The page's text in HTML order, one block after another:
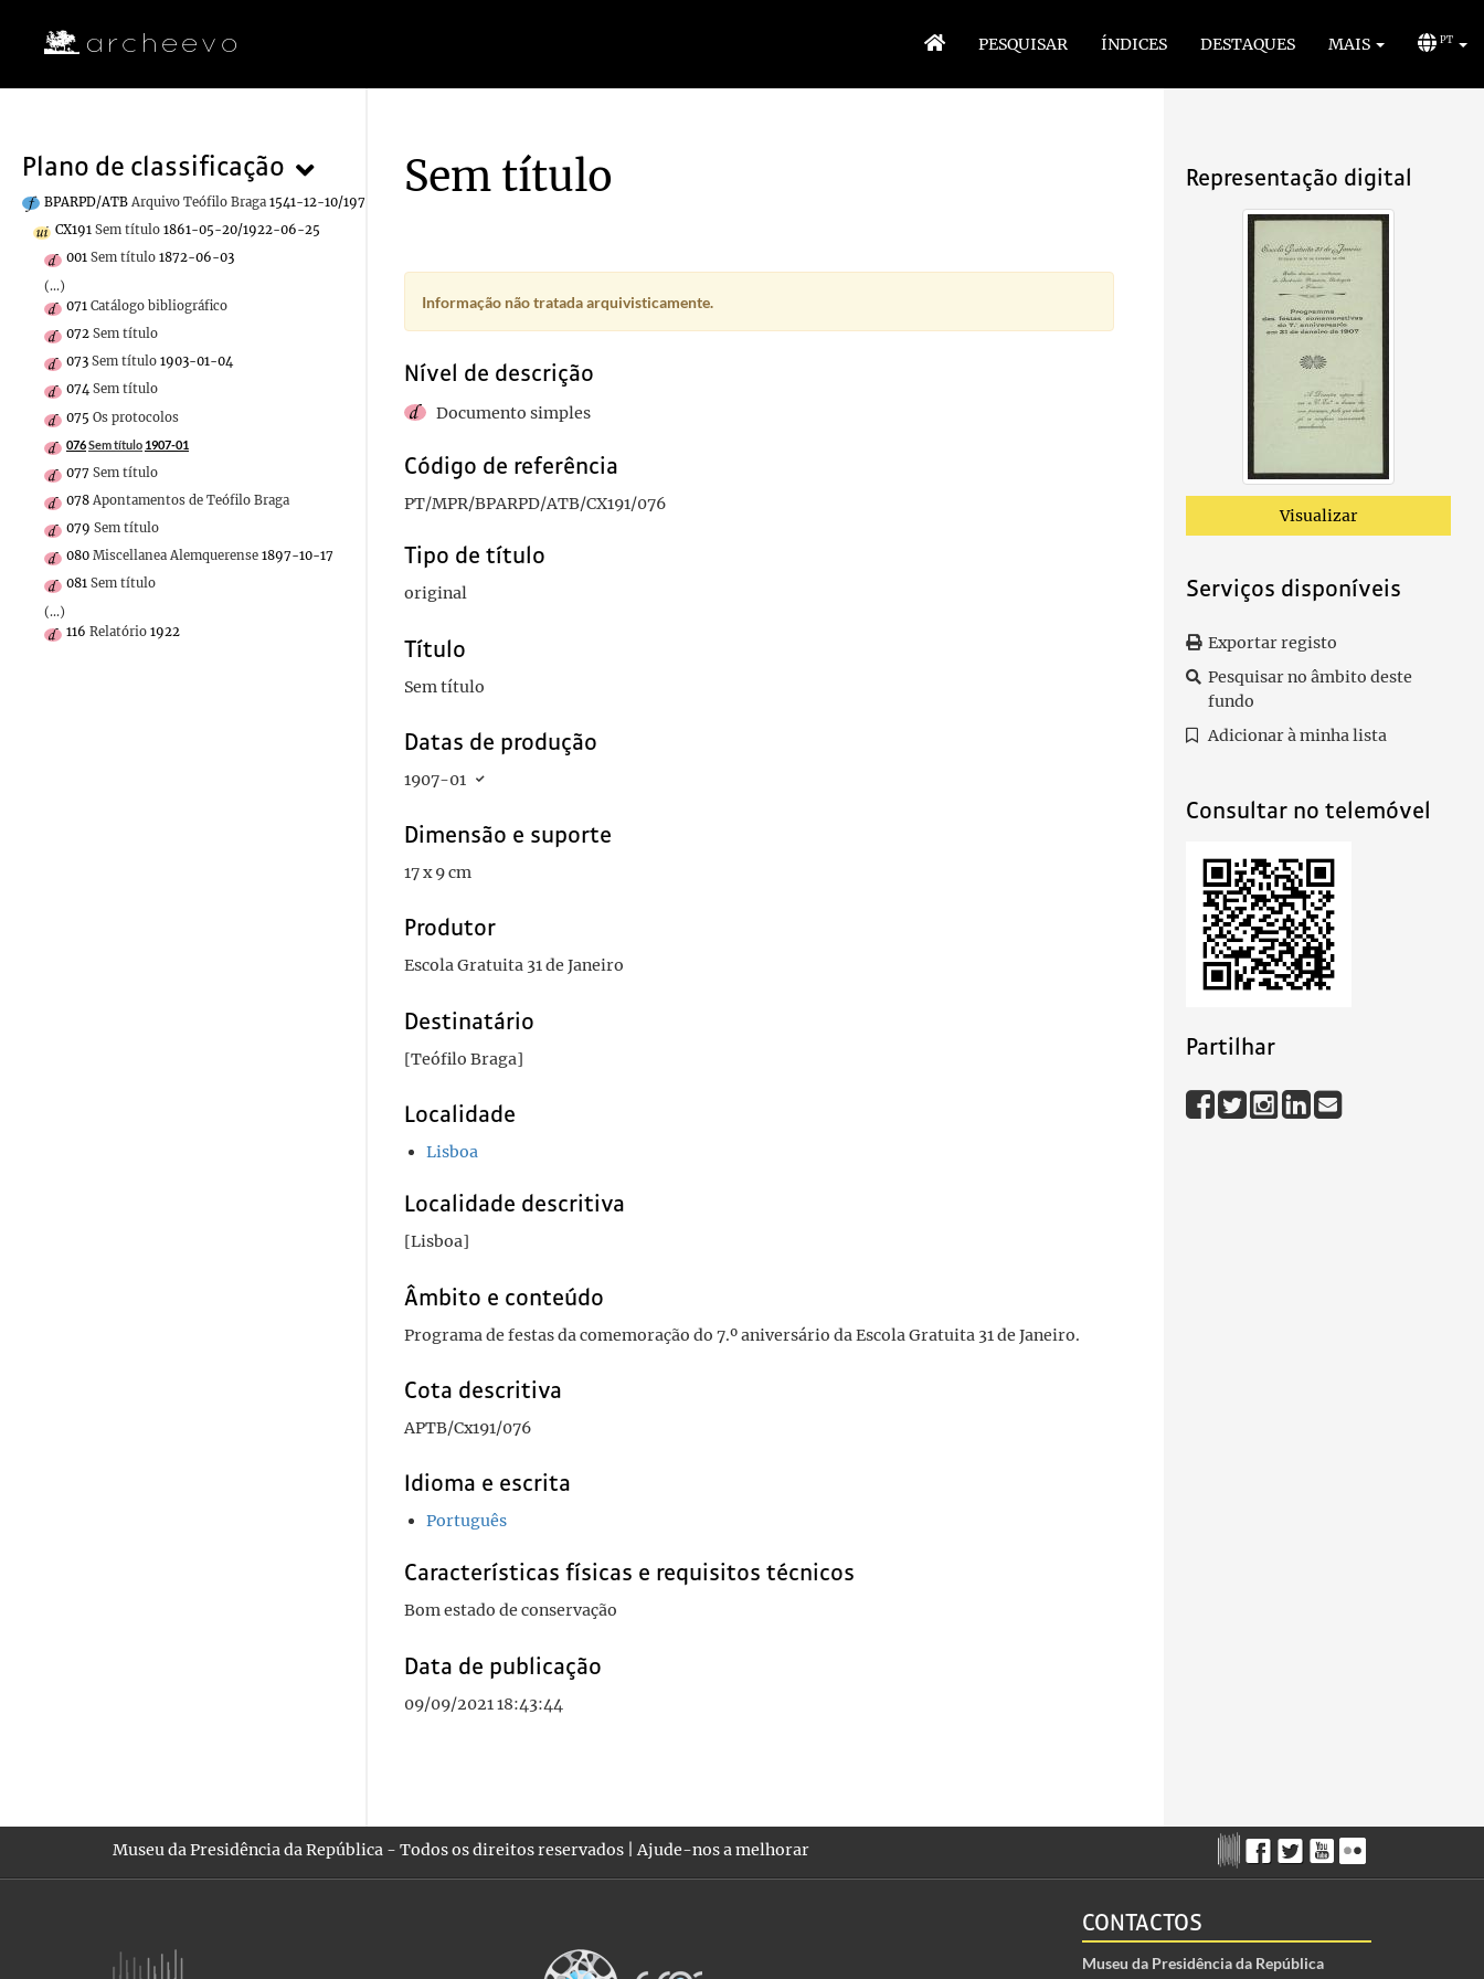
PESQUISAR ÍNDICES DESTAQUES MAIS PT
Plano de classificação
BPARPD/ATB Arquivo Teófilo Braga 1541-12-10/1970-12-30
CX191 Sem título 1861-05-20/1922-06-25
001 Sem título 1872-06-03
(...)
071 Catálogo bibliográfico
072 Sem título
073 Sem título 1903-01-04
074 Sem título
075 Os protocolos
076Sem título 1907-01
077 Sem título
078 Apontamentos de Teófilo Braga
079 Sem título
080 Miscellanea Alemquerense 1897-10-17
081 Sem título
(...)
116 Relatório 1922
Representação digital
Visualizar
Serviços disponíveis
Exportar registo
Pesquisar no âmbito deste
fundo
Adicionar à minha lista
Consultar no telemóvel
Partilhar
Sem título
Informação não tratada arquivisticamente.
Nível de descrição
Documento simples
Código de referência
PT/MPR/BPARPD/ATB/CX191/076
Tipo de título
original
Título
Sem título
Datas de produção
1907-01
Dimensão e suporte
17 x 9 cm
Produtor
Escola Gratuita 31 de Janeiro
Destinatário
[Teófilo Braga]
Localidade
Lisboa
Localidade descritiva
[Lisboa]
Âmbito e conteúdo
Programa de festas da comemoração do 7.º aniversário da Escola Gratuita 31 de Janeiro.
Cota descritiva
APTB/Cx191/076
Idioma e escrita
Português
Características físicas e requisitos técnicos
Bom estado de conservação
Data de publicação
09/09/2021 18:43:44
Museu da Presidência da República - Todos os direitos reservados |Ajude-nos a melhorar
CONTACTOS
Museu da Presidência da República